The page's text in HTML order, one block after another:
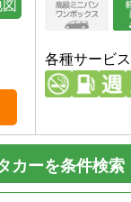
各種サービス
カーを条件検索